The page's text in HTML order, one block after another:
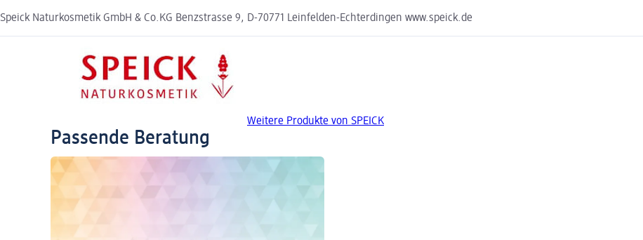
Speick Naturkosmetik GmbH & Co.KG Benzstrasse 9, D-70771 Leinfelden-Echterdingen www.speick.de
Weitere Produkte von SPEICK
Passende Beratung